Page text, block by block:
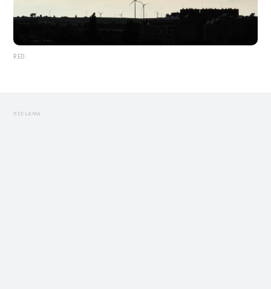
RED.
REKLAMA